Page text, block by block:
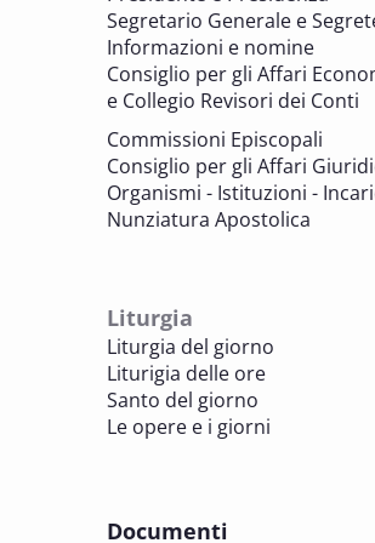
valorizzazione del patrimonio
BENI CULTURALI E EDILIZIA DI CULTO
7 OTTOBRE 2025
di culto
BENI CULTURALI E EDILIZIA DI CULTO
BENI CULTURALI E EDILIZIA DI CULTO
8 OTTOBRE 2025
Incontro online dei Direttori
Segretario Generale e
Informazioni e nomine
Consiglio per gli Affari
e Collegio Revisori dei Conti
Commissioni Episcopali
Consiglio per gli Affari
Organismi - Istituzioni -
Nunziatura Apostolica
Liturgia
Liturgia del giorno
Liturigia delle ore
Santo del giorno
Le opere e i giorni
Documenti